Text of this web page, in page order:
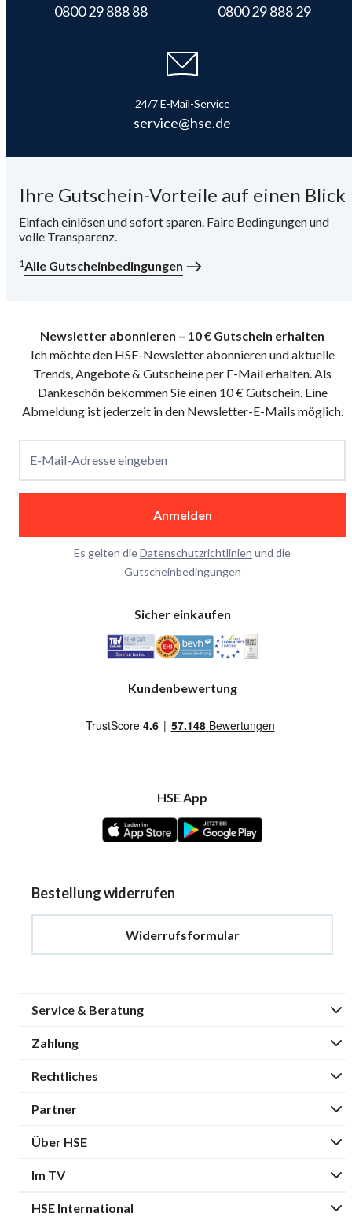
0800 29 888 88 0800 29 888 29
24/7 E-Mail-Service
service@hse.de
Ihre Gutschein-Vorteile auf einen Blick
Einfach einlösen und sofort sparen. Faire Bedingungen und
volle Transparenz.
1Alle Gutscheinbedingungen
Newsletter abonnieren – 10 € Gutschein erhalten
Ich möchte den HSE-Newsletter abonnieren und aktuelle
Trends, Angebote & Gutscheine per E-Mail erhalten. Als
Dankeschön bekommen Sie einen 10 € Gutschein. Eine
Abmeldung ist jederzeit in den Newsletter-E-Mails möglich.
E-Mail-Adresse eingeben
Anmelden
Es gelten dieDatenschutzrichtlinien und die
Gutscheinbedingungen
Sicher einkaufen
Kundenbewertung
HSE App
Bestellung widerrufen
Widerrufsformular
Service & Beratung
Zahlung
Rechtliches
Partner
Über HSE
Im TV
HSE International